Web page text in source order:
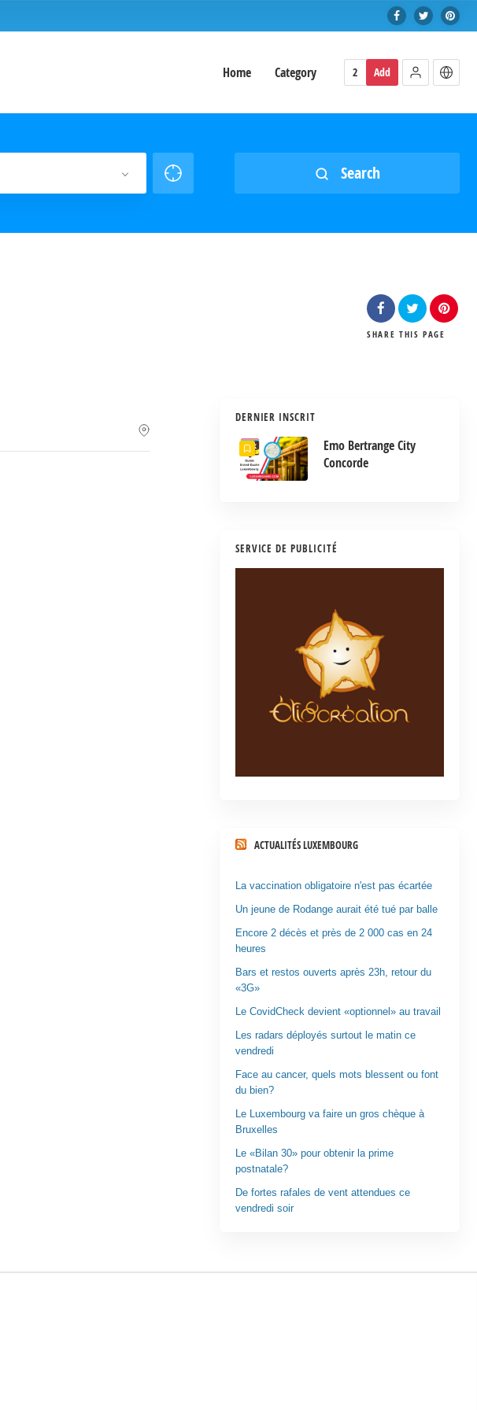
Home Category 2 Add
Search
SHARE THIS PAGE
DERNIER INSCRIT
Emo Bertrange City
Concorde
SERVICE DE PUBLICITÉ
ACTUALITÉS LUXEMBOURG
La vaccination obligatoire n'est pas écartée
Un jeune de Rodange aurait été tué par balle
Encore 2 décès et près de 2 000 cas en 24
heures
Bars et restos ouverts après 23h, retour du
«3G»
Le CovidCheck devient «optionnel» au travail
Les radars déployés surtout le matin ce
vendredi
Face au cancer, quels mots blessent ou font
du bien?
Le Luxembourg va faire un gros chèque à
Bruxelles
Le «Bilan 30» pour obtenir la prime
postnatale?
De fortes rafales de vent attendues ce
vendredi soir